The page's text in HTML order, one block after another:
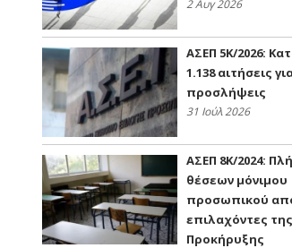
2 Αυγ 2026
ΑΣΕΠ 5Κ/2026:
1.138 αιτήσεις
προσλήψεις
31 Ιούλ 2026
ΑΣΕΠ 8Κ/2024:
θέσεων μόνιμου
προσωπικού
επιλαχόντες της
Προκήρυξης